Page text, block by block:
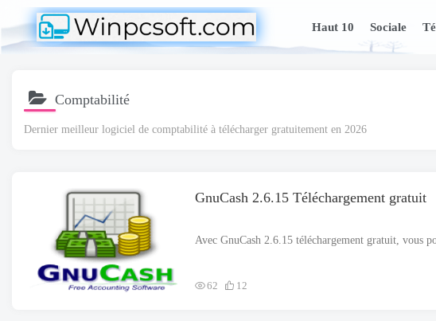
Haut 10 Sociale
Comptabilité
Dernier meilleur logiciel de comptabilité à télécharger gratuitement en 2026
GnuCash 2.6.15 Téléchargement gratuit
62 12